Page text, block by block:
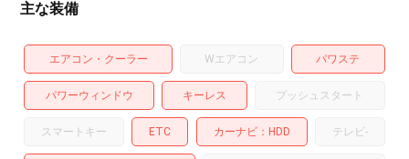
主な装備
エアコン・クーラー Wエアコン パワステ
パワーウィンドウ キーレス プッシュスタート
スマートキー ETC カーナビ HDD テレビ-